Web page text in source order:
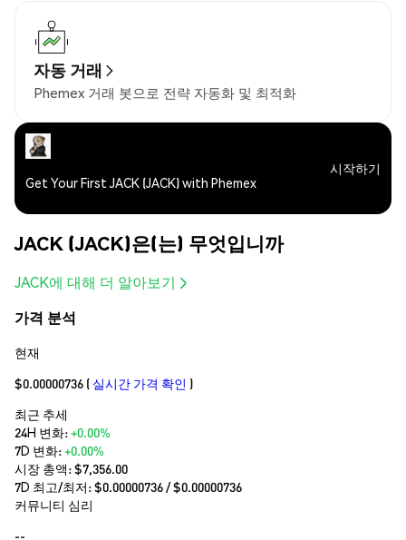
자동 거래
Phemex 거래 봇으로 전략 자동화 및 최적화
Get Your First JACK (JACK) with Phemex
시작하기
JACK (JACK)은(는) 무엇입니까
JACK에 대해 더 알아보기
가격 분석
현재
$0.00000736 ( 실시간 가격 확인 )
최근 추세
24H 변화:+0.00%
7D 변화:+0.00%
시장 총액:$7,356.00
7D 최고/최저: $0.00000736/ $0.00000736
커뮤니티 심리
--